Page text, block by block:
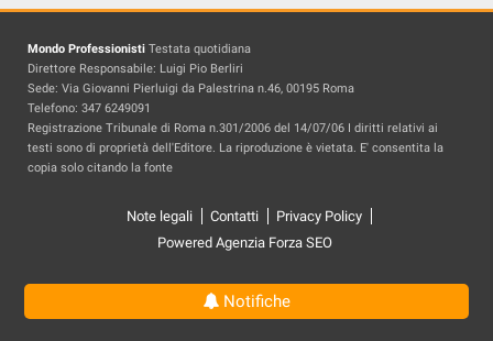
Mondo Professionisti Testata quotidiana
Direttore Responsabile: Luigi Pio Berliri
Sede: Via Giovanni Pierluigi da Palestrina n.46, 00195 Roma
Telefono: 347 6249091
Registrazione Tribunale di Roma n.301/2006 del 14/07/06 I diritti relativi ai
testi sono di proprietà dell'Editore. La riproduzione è vietata. E' consentita la
copia solo citando la fonte
Note legali Contatti
Privacy Policy
Powered Agenzia Forza SEO
Notifiche